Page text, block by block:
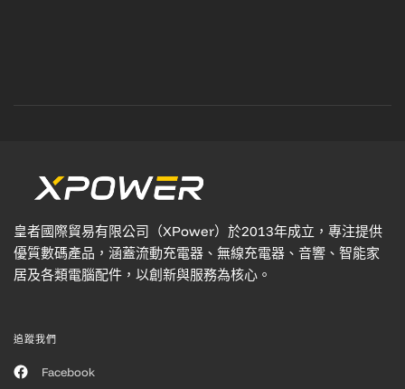
皇者國際貿易有限公司（XPower）於2013年成立，專注提供
優質數碼產品，涵蓋流動充電器、無線充電器、音響、智能家
居及各類電腦配件，以創新與服務為核心。
追蹤我們
Facebook